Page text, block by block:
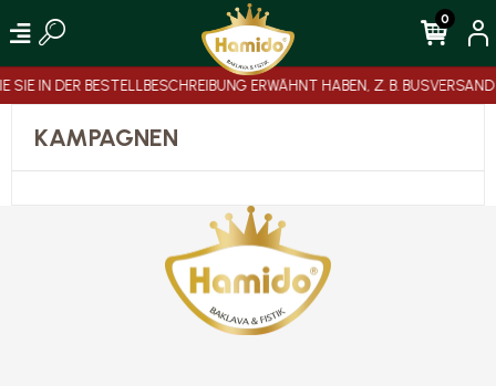
SIE IN DER BESTELLBESCHREIBUNG ERWÄHNT HABEN, Z. B.
0
KAMPAGNEN